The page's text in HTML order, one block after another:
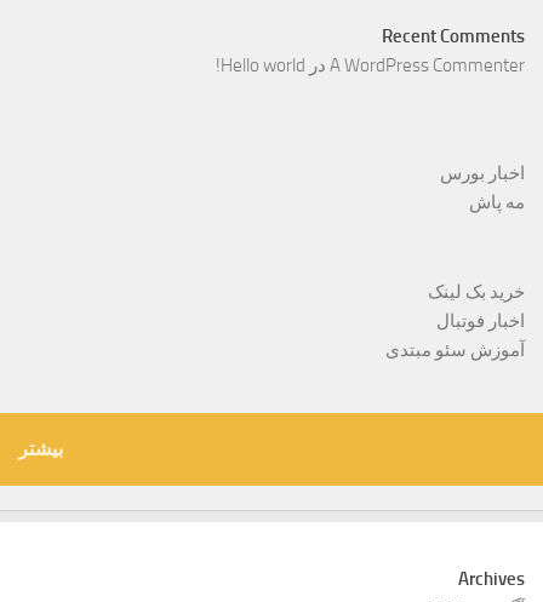
Recent Comments
A WordPress Commenter در Hello world!
اخبار بورس
مه پاش
خرید بک لینک
اخبار فوتبال
آموزش سئو مبتدی
بیشتر
Archives